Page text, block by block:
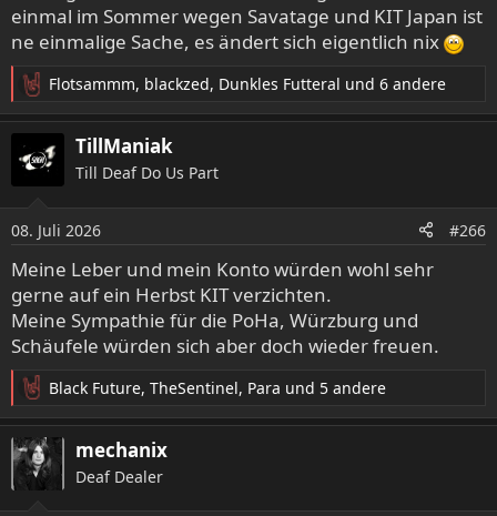
n
:
einmal im Sommer wegen Savatage und KIT Japan ist
ne einmalige Sache, es ändert sich eigentlich nix
R
e
a
k
n
e
n
:
Flotsammm, blackzed, Dunkles Futteral und 6 andere
TillManiak
Till Deaf Do Us Part
08. Juli 2026 #266
Meine Leber und mein Konto würden wohl sehr
gerne auf ein Herbst KIT verzichten.
Meine Sympathie für die PoHa, Würzburg und
Schäufele würden sich aber doch wieder freuen.
R
e
a
k
t
Black Future, TheSentinel, Para und 5 andere
mechanix
Deaf Dealer